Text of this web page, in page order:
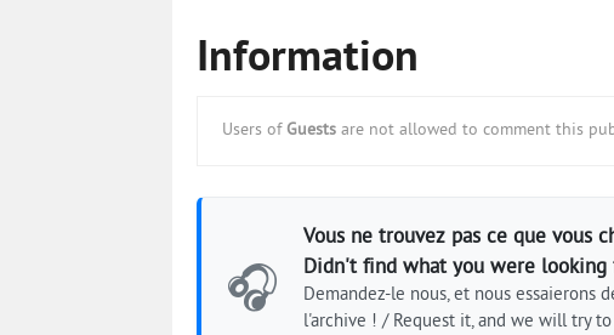
Information
Users of Guests are not allowed to comment this
🎧
Vous ne trouvez pas ce que vous
Didn't find what you were looking
Demandez-le nous, et nous essaierons
l'archive ! / Request it, and we will try